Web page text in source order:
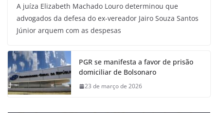
A juíza Elizabeth Machado Louro determinou que
advogados da defesa do ex-vereador Jairo Souza Santos
Júnior arquem com as despesas
PGR se manifesta a favor de prisão
domiciliar de Bolsonaro
23 de março de 2026